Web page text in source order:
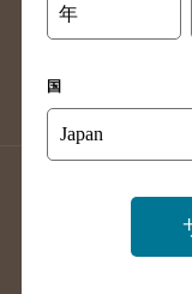
大分県の
年
国